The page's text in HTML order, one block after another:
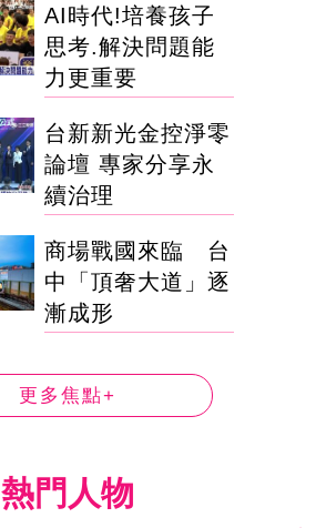
AI時代!培養孩子
思考.解決問題能
力更重要
台新新光金控淨零
論壇 專家分享永
續治理
商場戰國來臨 台
中「頂奢大道」逐
漸成形
更多焦點+
熱門人物